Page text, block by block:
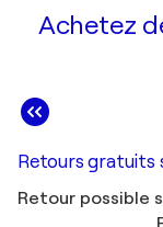
Achetez
Retours gratuits
Retour possible